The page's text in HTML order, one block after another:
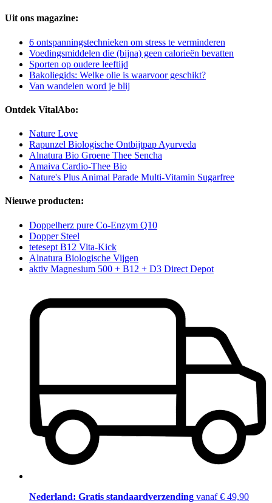
Uit ons magazine:
6 ontspanningstechnieken om stress te verminderen
Voedingsmiddelen die (bijna) geen calorieën bevatten
Sporten op oudere leeftijd
Bakoliegids: Welke olie is waarvoor geschikt?
Van wandelen word je blij
Ontdek VitalAbo:
Nature Love
Rapunzel Biologische Ontbijtpap Ayurveda
Alnatura Bio Groene Thee Sencha
Amaiva Cardio-Thee Bio
Nature's Plus Animal Parade Multi-Vitamin Sugarfree
Nieuwe producten:
Doppelherz pure Co-Enzym Q10
Dopper Steel
tetesept B12 Vita-Kick
Alnatura Biologische Vijgen
aktiv Magnesium 500 + B12 + D3 Direct Depot
Nederland: Gratis standaardverzending vanaf € 49,90